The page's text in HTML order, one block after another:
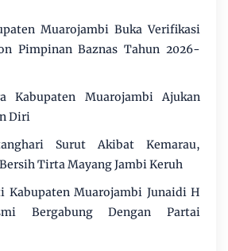
Muarojambi Buka Verifikasi
Pimpinan Baznas Tahun 2026-
Kabupaten Muarojambi Ajukan
Diri
Surut Akibat Kemarau,
Tirta Mayang Jambi Keruh
Kabupaten Muarojambi Junaidi H
Bergabung Dengan Partai